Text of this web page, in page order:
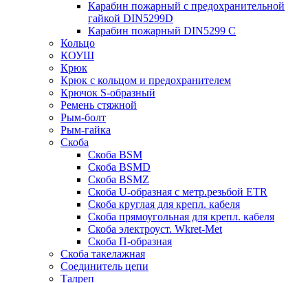
Карабин пожарный c предохранительной
гайкой DIN5299D
Карабин пожарный DIN5299 C
Кольцо
КОУШ
Крюк
Крюк с кольцом и предохранителем
Крючок S-образный
Ремень стяжной
Рым-болт
Рым-гайка
Скоба
Скоба BSM
Скоба BSMD
Скоба BSMZ
Скоба U-образная с метр.резьбой ETR
Скоба круглая для крепл. кабеля
Скоба прямоугольная для крепл. кабеля
Скоба электроуст. Wkret-Met
Скоба П-образная
Скоба такелажная
Соединитель цепи
Талреп